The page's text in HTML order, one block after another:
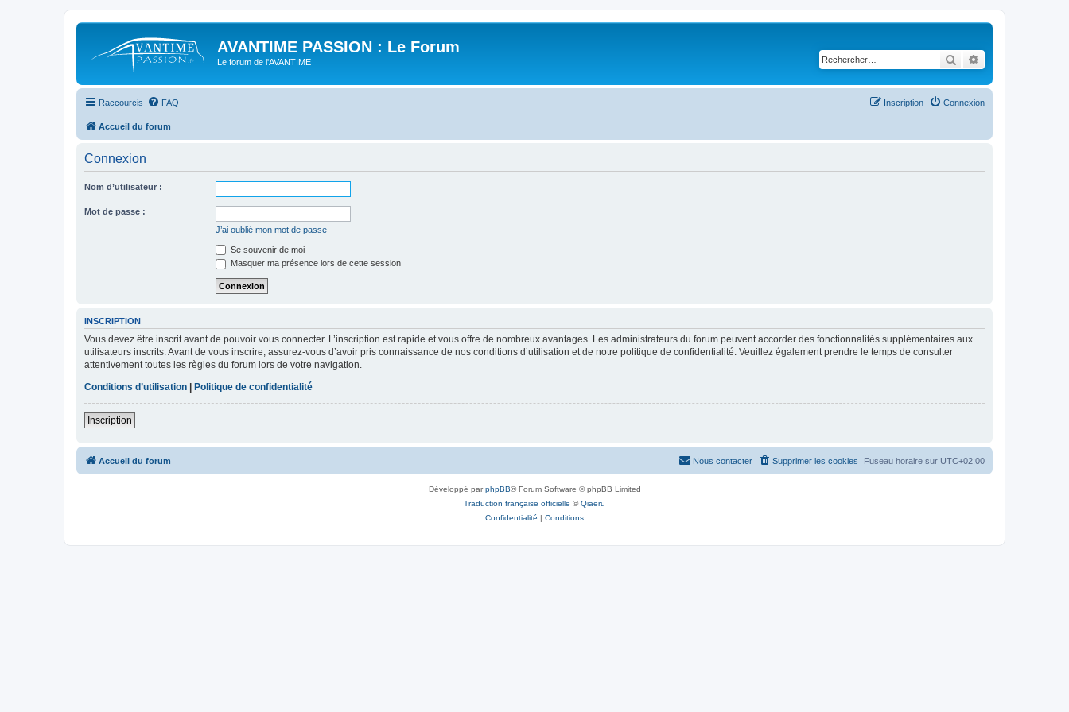
AVANTIME PASSION : Le Forum
Le forum de l'AVANTIME Rechercher
Raccourcis FAQ Connexion
Inscription
Accueil du forum
Connexion
Nom d’utilisateur :
Mot de passe :
J’ai oublié mon mot de passe
Se souvenir de moi
Masquer ma présence lors de cette session
INSCRIPTION
Vous devez être inscrit avant de pouvoir vous connecter. L’inscription est rapide et vous offre de nombreux avantages. Les administrateurs du forum peuvent accorder des fonctionnalités supplémentaires aux
utilisateurs inscrits. Avant de vous inscrire, assurez-vous d’avoir pris connaissance de nos conditions d’utilisation et de notre politique de confidentialité. Veuillez également prendre le temps de consulter
attentivement toutes les règles du forum lors de votre navigation.
Conditions d’utilisation
Politique de confidentialité
Inscription
Accueil du forum Fuseau horaire sur UTC+02:00
Supprimer les cookies
Nous contacter
Développé parphpBB® Forum Software © phpBB Limited
Traduction française officielle ©Qiaeru
Confidentialité | Conditions